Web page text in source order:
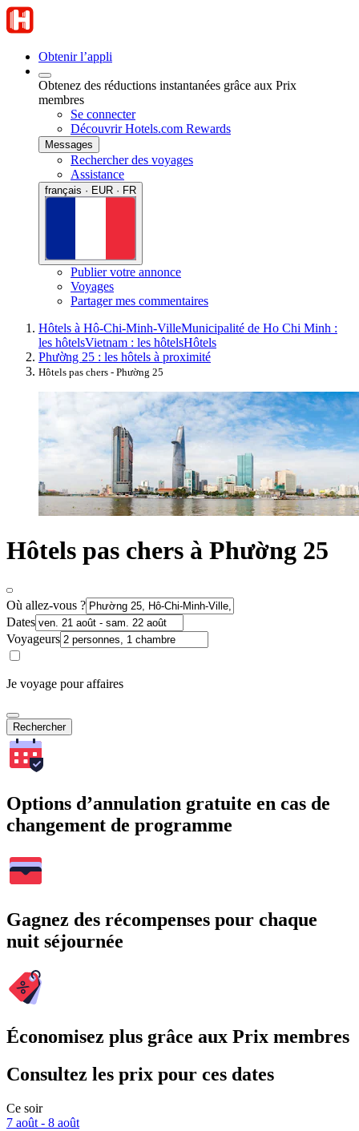
Obtenir l’appli
Obtenez des réductions instantanées grâce aux Prix
membres
Se connecter
Découvrir Hotels.com Rewards
Messages
Rechercher des voyages
Assistance
français · EUR · FR
Publier votre annonce
Voyages
Partager mes commentaires
Hôtels à Hô-Chi-Minh-VilleMunicipalité de Ho Chi Minh :
les hôtelsVietnam : les hôtelsHôtels
Phường 25 : les hôtels à proximité
Hôtels pas chers - Phường 25
Hôtels pas chers à Phường 25
Où allez-vous ?
Dates
Voyageurs
Je voyage pour affaires
Rechercher
Options d’annulation gratuite en cas de
changement de programme
Gagnez des récompenses pour chaque
nuit séjournée
Économisez plus grâce aux Prix membres
Consultez les prix pour ces dates
Ce soir
7 août - 8 août